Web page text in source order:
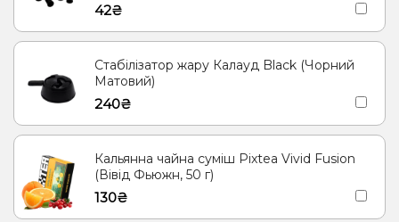
42₴
Стабілізатор жару Калауд Black (Чорний
Матовий)
240₴
Кальянна чайна суміш Pixtea Vivid Fusion
(Вівід Фьюжн, 50 г)
130₴